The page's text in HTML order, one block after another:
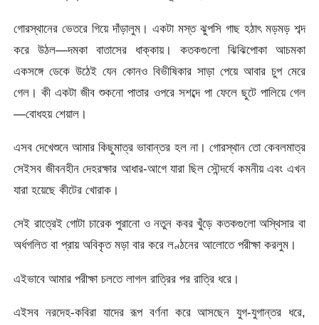
গোরস্থানের ভেতরে গিয়ে দাঁড়ালুম। একটা মস্ত ঝুপসি গাছ হঠাৎ মড়মড় শব্দ
করে উঠল—দমকা বাতাসের ধাক্কায়। কতকগুলো ঝিঝিপোকা আচমকা
একসঙ্গে ডেকে উঠেই যেন কোনও বিভীষিকার সাড়া পেয়ে আবার চুপ মেরে
গেল। কী একটা জীব শুকনো পাতার ওপরে সশব্দে পা ফেলে ছুটে পালিয়ে গেল
—বোধহয় শেয়াল।
এসব দেখেশুনে আমার কিছুমাত্র ভাবান্তর হল না। গোরস্থান তো কেবলমাত্র
সেইসব জীবনহীন দেহরক্ষার আধার-আগে যারা ছিল সৌন্দর্যে কমনীয় এবং এখন
যারা হয়েছে কীটের খোরাক।
সেই রাত্রেই গোটা চারেক পুরানো ও নতুন কবর খুঁড়ে কতকগুলো অস্থিসার বা
অর্ধগলিত বা প্রায় অবিকৃত মড়া বার করে লণ্ঠনের আলোতে পরীক্ষা করলুম।
এইভাবে আমার পরীক্ষা চলতে লাগল রাত্রির পর রাত্রি ধরে।
এইসব নরদেহ-কবিরা যাদের রূপ বর্ণনা করে আসছেন যুগ-যুগান্তর ধরে,